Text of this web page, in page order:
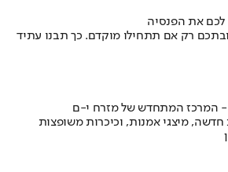
לכם את הפנסיה
רק אם תתחילו מוקדם. כך תבנו עתיד
- המרכז המתחדש של מזרח י-ם
מיצגי אמנות, וכיכרות משופצות